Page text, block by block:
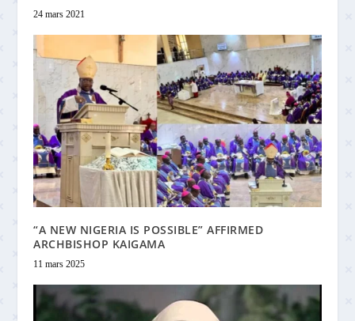
24 mars 2021
“A NEW NIGERIA IS POSSIBLE” AFFIRMED
ARCHBISHOP KAIGAMA
11 mars 2025